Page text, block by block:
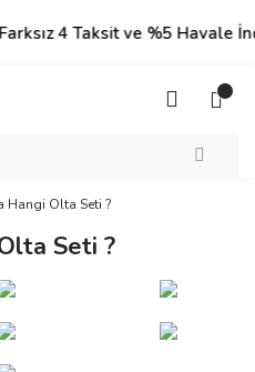
4 Taksit ve %5 Havale
Hangi Olta Seti ?
Seti ?